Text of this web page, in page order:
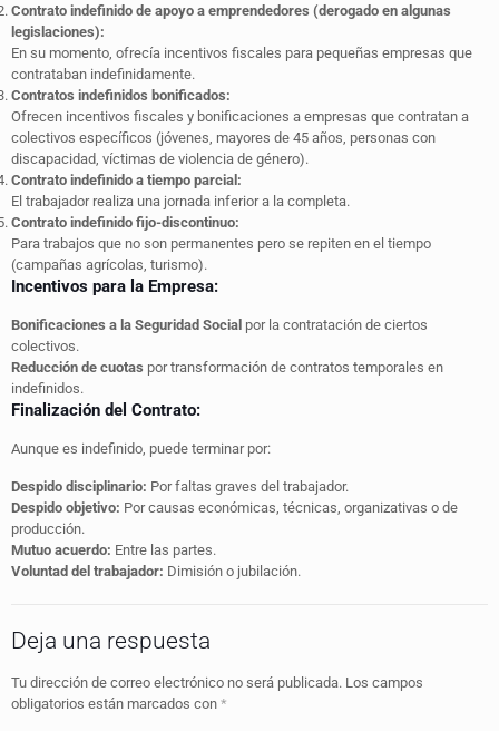
Contrato indefinido de apoyo a emprendedores (derogado en algunas
legislaciones):
En su momento, ofrecía incentivos fiscales para pequeñas empresas que
contrataban indefinidamente.
Contratos indefinidos bonificados:
Ofrecen incentivos fiscales y bonificaciones a empresas que contratan a
colectivos específicos (jóvenes, mayores de 45 años, personas con
discapacidad, víctimas de violencia de género).
Contrato indefinido a tiempo parcial:
El trabajador realiza una jornada inferior a la completa.
Contrato indefinido fijo-discontinuo:
Para trabajos que no son permanentes pero se repiten en el tiempo
(campañas agrícolas, turismo).
Incentivos para la Empresa:
Bonificaciones a la Seguridad Social por la contratación de ciertos
colectivos.
Reducción de cuotas por transformación de contratos temporales en
indefinidos.
Finalización del Contrato:
Aunque es indefinido, puede terminar por:
Despido disciplinario: Por faltas graves del trabajador.
Despido objetivo: Por causas económicas, técnicas, organizativas o de
producción.
Mutuo acuerdo: Entre las partes.
Voluntad del trabajador: Dimisión o jubilación.
Deja una respuesta
Tu dirección de correo electrónico no será publicada. Los campos
obligatorios están marcados con *